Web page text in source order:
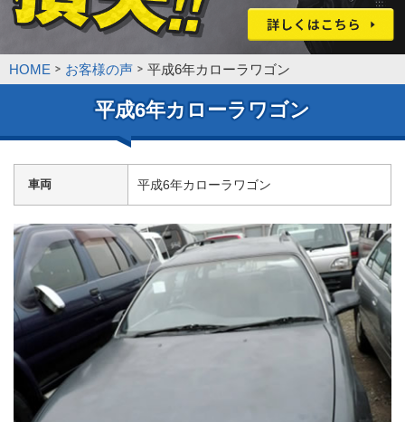
HOME お客様の声 平成6年カローラワゴン
平成6年カローラワゴン
車両 平成6年カローラワゴン